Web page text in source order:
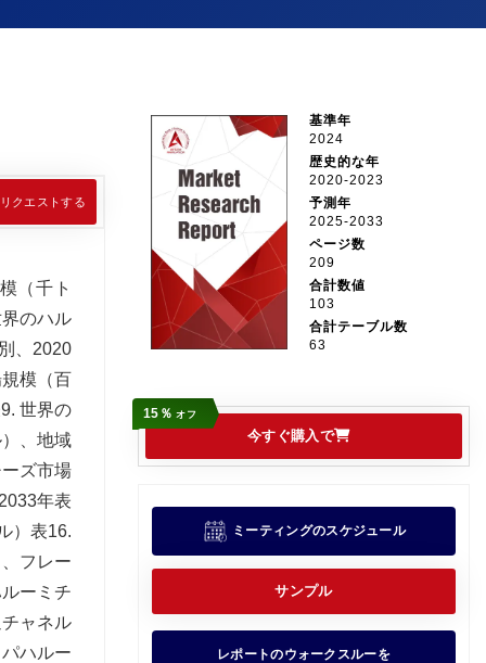
クエストする
（千ト
のハル
、2020
模（百
世界の
、地域
ズ市場
年表
）表16.
フレー
ーミチ
ャネル
ハルー
基準年
2024
歴史的な年
2020-2023
予測年
2025-2033
ページ数
209
合計数値
103
合計テーブル数
63
今すぐ購入で
15％ オフ
ミーティングのスケジュール
サンプル
レポートのウォークスルーを